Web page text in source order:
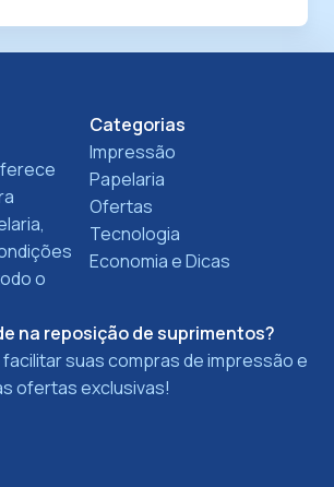
o
Categorias
Impressão
Papelaria
Ofertas
Tecnologia
Economia e Dicas
na reposição de suprimentos?
suas compras de impressão e
ofertas exclusivas!